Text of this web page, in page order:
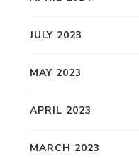
JULY 2023
MAY 2023
APRIL 2023
MARCH 2023